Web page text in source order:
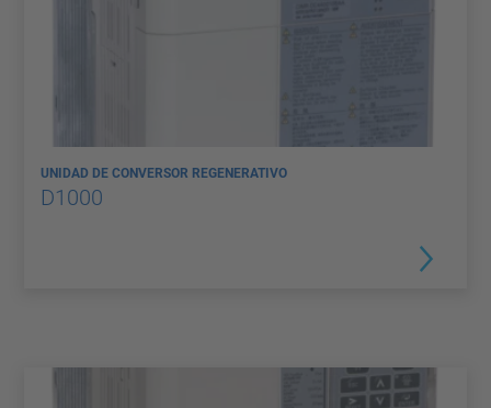
UNIDAD DE CONVERSOR REGENERATIVO
D1000